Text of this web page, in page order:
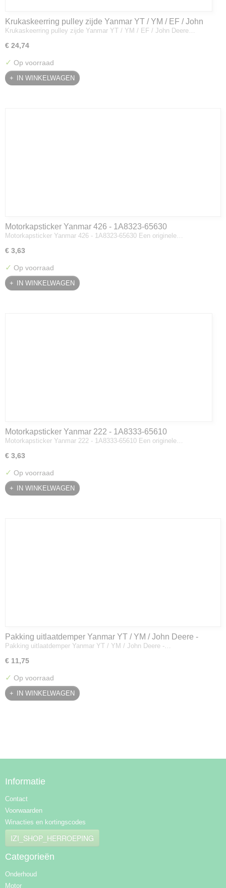
Krukaskeerring pulley zijde Yanmar YT / YM / EF / John
Deere - 119934-01800
Krukaskeerring pulley zijde Yanmar YT / YM / EF / John Deere…
€ 24,74
✓ Op voorraad
IN WINKELWAGEN
Motorkapsticker Yanmar 426 - 1A8323-65630
Motorkapsticker Yanmar 426 - 1A8323-65630 Een originele…
€ 3,63
✓ Op voorraad
IN WINKELWAGEN
Motorkapsticker Yanmar 222 - 1A8333-65610
Motorkapsticker Yanmar 222 - 1A8333-65610 Een originele…
€ 3,63
✓ Op voorraad
IN WINKELWAGEN
Pakking uitlaatdemper Yanmar YT / YM / John Deere -
128300-13230
Pakking uitlaatdemper Yanmar YT / YM / John Deere -…
€ 11,75
✓ Op voorraad
IN WINKELWAGEN
Informatie
Contact
Voorwaarden
Winacties en kortingscodes
IZI_SHOP_HERROEPING
Categorieën
Onderhoud
Motor